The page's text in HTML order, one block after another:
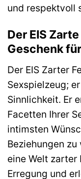
und respektvoll
Der EIS
Geschenk
Der EIS Zarter
Sexspielzeug;
Sinnlichkeit. Er
Facetten Ihrer
intimsten
Beziehungen
eine Welt zarter
Erregung und